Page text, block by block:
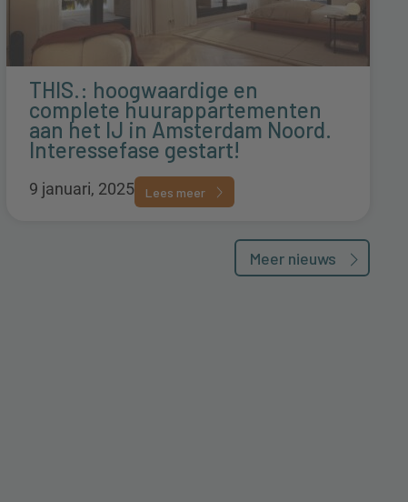
THIS.: hoogwaardige en
complete huurappartementen
aan het IJ in Amsterdam Noord.
Interessefase gestart!
9 januari, 2025 Lees meer
Meer nieuws